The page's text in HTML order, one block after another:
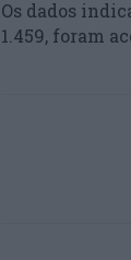
Os dados
1.459, foram